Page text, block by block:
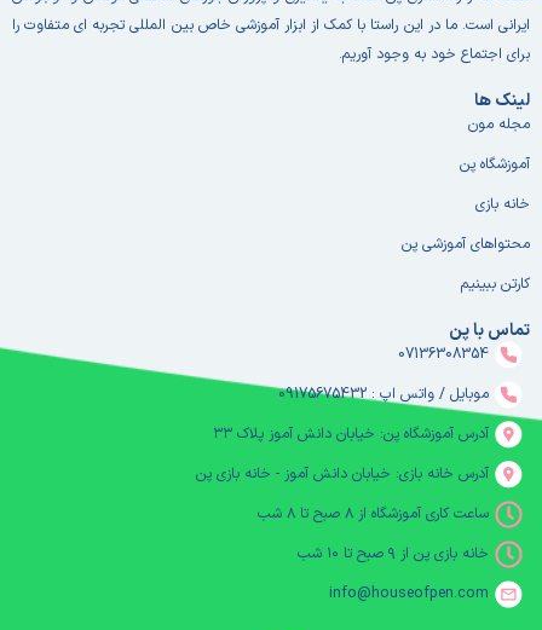
ایرانی است. ما در این راستا با کمک از ابزار آموزشی خاص بین المللی تجربه ای متفاوت را
برای اجتماع خود به وجود آوریم.
لینک ها
مجله مون
آموزشگاه پن
خانه بازی
محتواهای آموزشی پن
کارتن ببینیم
تماس با پن
07136308354
موبایل / واتس اپ : 09175675432
آدرس آموزشگاه پن: خیابان دانش آموز پلاک ۳۳
آدرس خانه بازی: خیابان دانش آموز - خانه بازی پن
ساعت کاری آموزشگاه از ۸ صبح تا ۸ شب
خانه بازی پن از ۹ صبح تا ۱۰ شب
info@houseofpen.com